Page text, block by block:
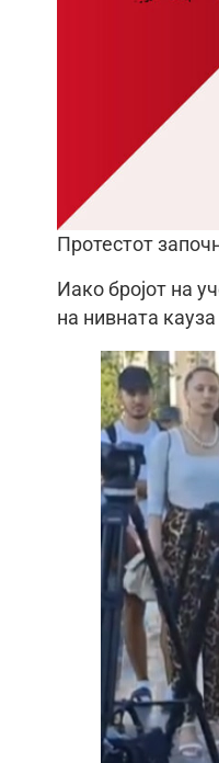
Протестот
Иако бројот на
на нивната кауза